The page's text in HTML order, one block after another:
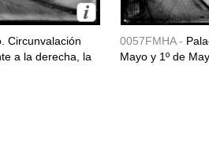
Circunvalación
a la derecha, la
0057FMHA -
Mayo y 1º de